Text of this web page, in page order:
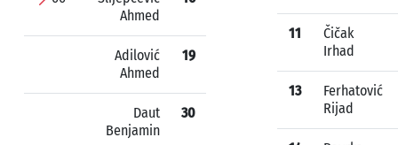
Ahmed
Adilović
Ahmed
19
Daut
Benjamin
30
11
Čičak
Irhad
13
Ferhatović
Rijad